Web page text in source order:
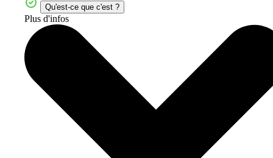
Qu'est-ce que c'est ?
Plus d'infos